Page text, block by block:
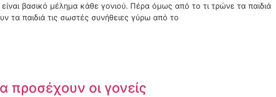
βασικό μέλημα κάθε γονιού. Πέρα όμως από το τι τρώνε τα παιδιά
τα παιδιά τις σωστές συνήθειες γύρω από το
οι γονείς